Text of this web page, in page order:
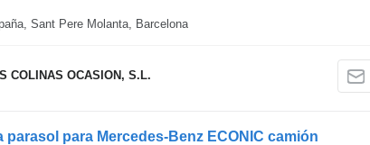
Sant Pere Molanta, Barcelona
COLINAS OCASION, S.L.
parasol para Mercedes-Benz ECONIC camión